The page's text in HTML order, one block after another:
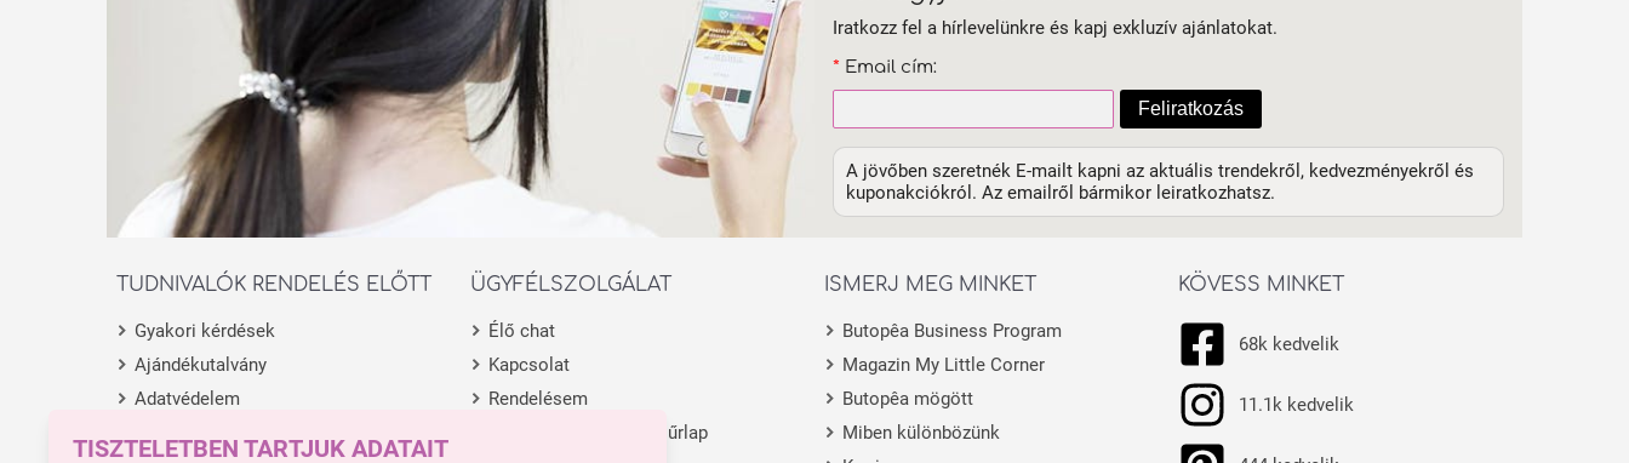
Iratkozz fel a hírlevelünkre és kapj exkluzív ajánlatokat.
* Email cím:
Feliratkozás
A jövőben szeretnék E-mailt kapni az aktuális trendekről, kedvezményekről és
kuponakciókról. Az emailről bármikor leiratkozhatsz.
TUDNIVALÓK RENDELÉS ELŐTT
Gyakori kérdések
Ajándékutalvány
Adatvédelem
ÜGYFÉLSZOLGÁLAT
Élő chat
Kapcsolat
Rendelésem
Termék visszaküldési űrlap
ISMERJ MEG MINKET
Butopêa Business Program
Magazin My Little Corner
Butopêa mögött
Miben különbözünk
KÖVESS MINKET
68k kedvelik
11.1k kedvelik
TISZTELETBEN TARTJUK ADATAIT